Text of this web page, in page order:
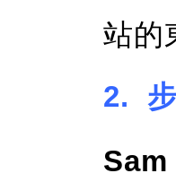
站的
2.